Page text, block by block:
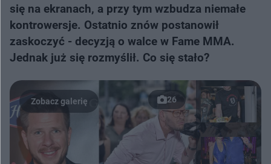
się na ekranach, a przy tym wzbudza niemałe
kontrowersje. Ostatnio znów postanowił
zaskoczyć - decyzją o walce w Fame MMA.
Jednak już się rozmyślił. Co się stało?
26